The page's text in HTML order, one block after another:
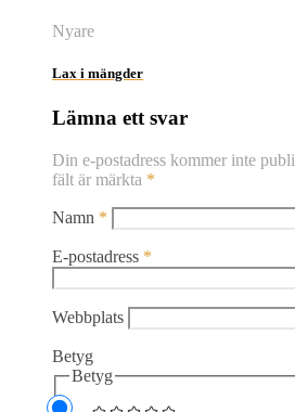
Nyare
Lax i mängder
Lämna ett svar
Din e-postadress kommer inte
fält är märkta *
Namn *
E-postadress *
Webbplats
Betyg
Betyg